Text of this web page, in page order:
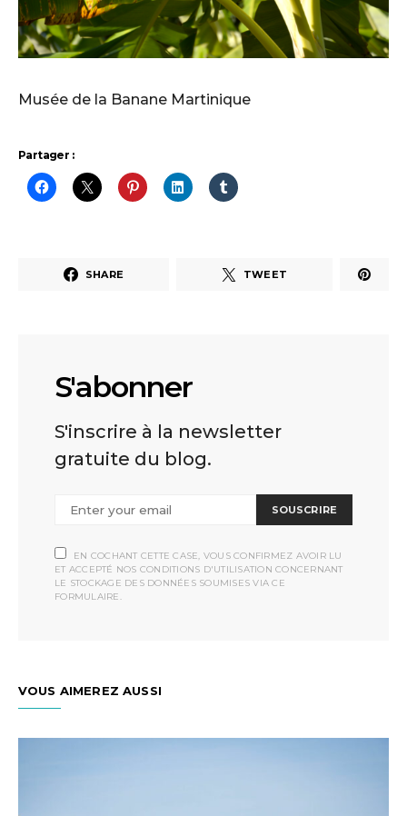
Musée de la Banane Martinique
Partager :
SHARE TWEET
S'abonner
S'inscrire à la newsletter
gratuite du blog.
SOUSCRIRE
EN COCHANT CETTE CASE, VOUS CONFIRMEZ AVOIR LU
ET ACCEPTÉ NOS CONDITIONS D'UTILISATION CONCERNANT
LE STOCKAGE DES DONNÉES SOUMISES VIA CE
FORMULAIRE.
VOUS AIMEREZ AUSSI